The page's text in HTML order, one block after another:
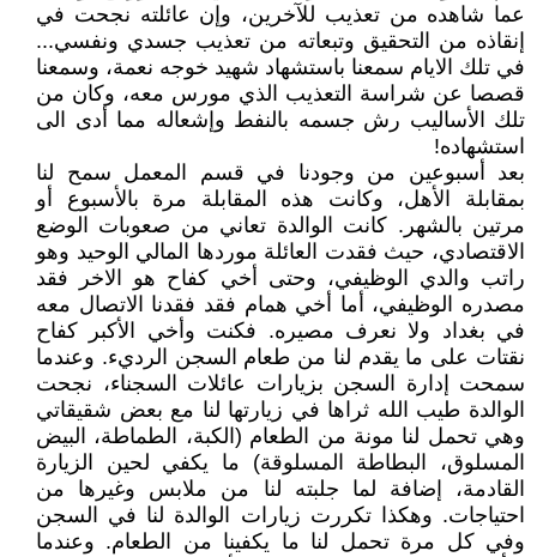
عما شاهده من تعذيب للآخرين، وإن عائلته نجحت في
إنقاذه من التحقيق وتبعاته من تعذيب جسدي ونفسي...
في تلك الايام سمعنا باستشهاد شهيد خوجه نعمة، وسمعنا
قصصا عن شراسة التعذيب الذي مورس معه، وكان من
تلك الأساليب رش جسمه بالنفط وإشعاله مما أدى الى
استشهاده!
بعد أسبوعين من وجودنا في قسم المعمل سمح لنا
بمقابلة الأهل، وكانت هذه المقابلة مرة بالأسبوع أو
مرتين بالشهر. كانت الوالدة تعاني من صعوبات الوضع
الاقتصادي، حيث فقدت العائلة موردها المالي الوحيد وهو
راتب والدي الوظيفي، وحتى أخي كفاح هو الاخر فقد
مصدره الوظيفي، أما أخي همام فقد فقدنا الاتصال معه
في بغداد ولا نعرف مصيره. فكنت وأخي الأكبر كفاح
نقتات على ما يقدم لنا من طعام السجن الرديء. وعندما
سمحت إدارة السجن بزيارات عائلات السجناء، نجحت
الوالدة طيب الله ثراها في زيارتها لنا مع بعض شقيقاتي
وهي تحمل لنا مونة من الطعام (الكبة، الطماطة، البيض
المسلوق، البطاطة المسلوقة) ما يكفي لحين الزيارة
القادمة، إضافة لما جلبته لنا من ملابس وغيرها من
احتياجات. وهكذا تكررت زيارات الوالدة لنا في السجن
وفي كل مرة تحمل لنا ما يكفينا من الطعام. وعندما